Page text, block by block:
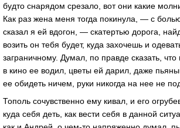
будто снарядом срезало, вот они какие
Как раз жена меня тогда покинула, — с
сказал я ей вдогон, — скатертью дорога,
возить он тебя будет, куда захочешь и
заграничному. Думал, по правде сказать, что
в кино ее водил, цветы ей дарил, даже
ее обидеть ничем, руки никогда на нее не
Тополь сочувственно ему кивал, и его
куда себя деть, как вести себя в данной